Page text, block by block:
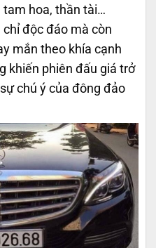
tam hoa, thần tài…
chỉ độc đáo mà còn
mắn theo khía cạnh
khiến phiên đấu giá trở
chú ý của đông đảo